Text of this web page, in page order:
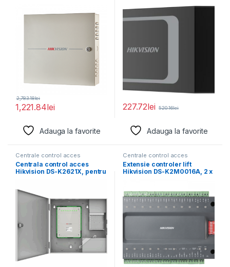
1,221.84lei
2,783.18lei
Adauga la favorite
227.72lei 520.16lei
Adauga la favorite
Centrale control acces
Centrala control acces
Hikvision DS-K2621X, pentru
Centrale control acces
Extensie controler lift
Hikvision DS-K2M0016A, 2 x